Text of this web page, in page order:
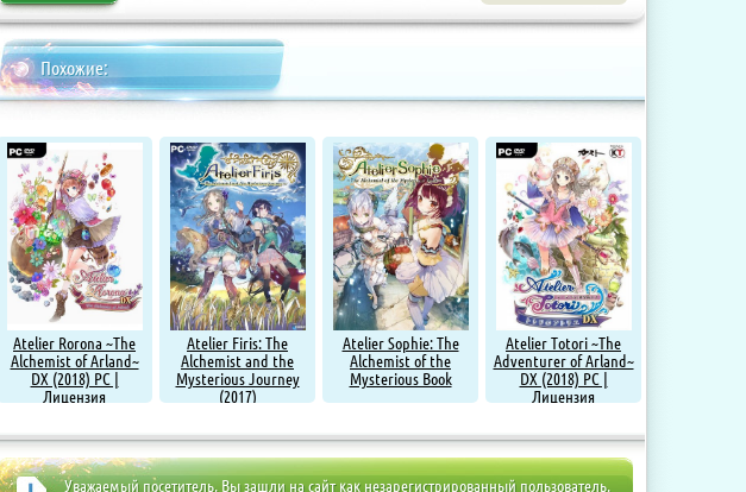
Похожие:
Atelier Rorona ~The
Alchemist of Arland~
DX (2018) PC |
Лицензия
Atelier Firis: The
Alchemist and the
Mysterious Journey
(2017)
Atelier Sophie: The
Alchemist of the
Mysterious Book
Atelier Totori ~The
Adventurer of Arland~
DX (2018) PC |
Лицензия
Уважаемый посетитель, Вы зашли на сайт как незарегистрированный пользователь.